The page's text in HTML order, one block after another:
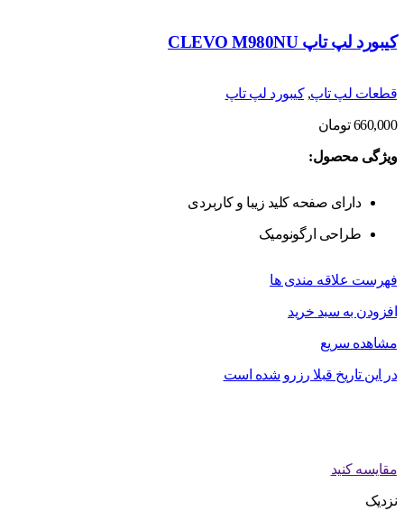
کیبورد لپ تاپ CLEVO M980NU
قطعات لپ تاپ,کیبورد لپ تاپ
660,000 تومان
ویژگی محصول:
دارای صفحه کلید زیبا و کاربردی
طراحی ارگونومیک
فهرست علاقه مندی ها
افزودن به سبد خرید
مشاهده سریع
در این تاریخ قبلا رزرو شده است
مقایسه کنید
نزدیک